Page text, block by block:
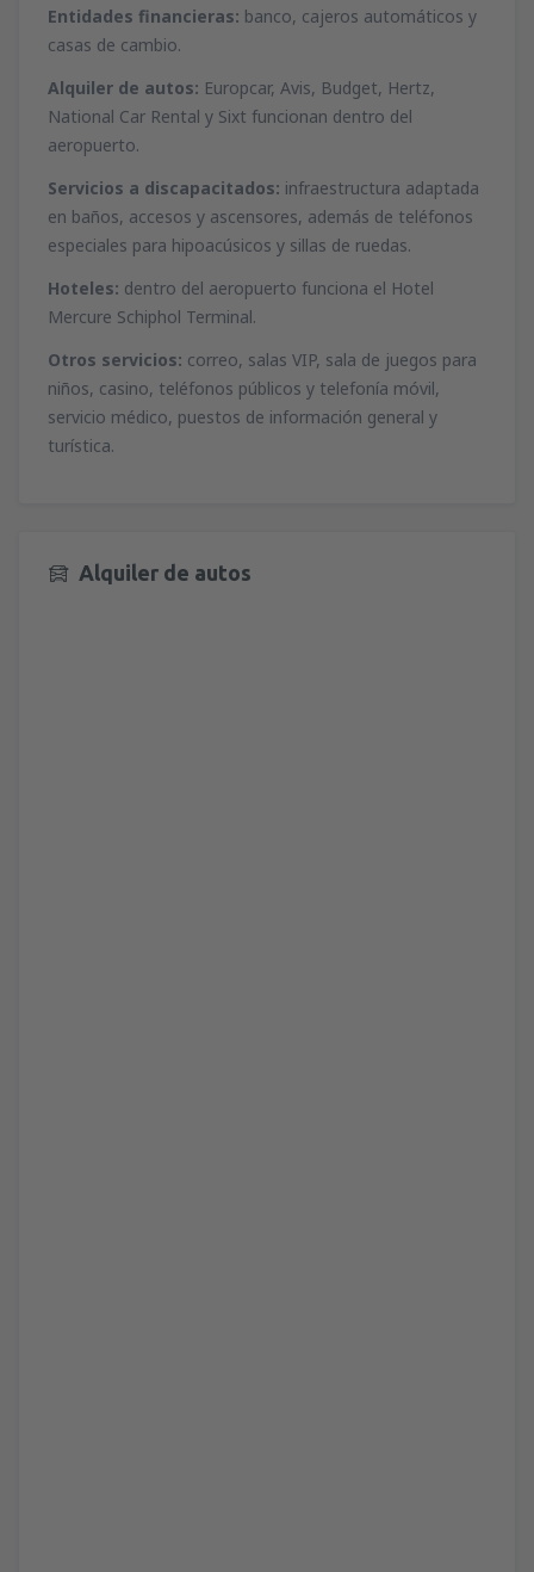
Entidades financieras: banco, cajeros automáticos y
casas de cambio.
Alquiler de autos: Europcar, Avis, Budget, Hertz,
National Car Rental y Sixt funcionan dentro del
aeropuerto.
Servicios a discapacitados: infraestructura adaptada
en baños, accesos y ascensores, además de teléfonos
especiales para hipoacúsicos y sillas de ruedas.
Hoteles: dentro del aeropuerto funciona el Hotel
Mercure Schiphol Terminal.
Otros servicios: correo, salas VIP, sala de juegos para
niños, casino, teléfonos públicos y telefonía móvil,
servicio médico, puestos de información general y
turística.
Alquiler de autos